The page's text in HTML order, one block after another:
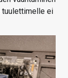
tuulettimelle ei